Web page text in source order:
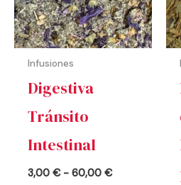
Infusiones
Digestiva
Tránsito
Intestinal
3,00€ - 60,00€